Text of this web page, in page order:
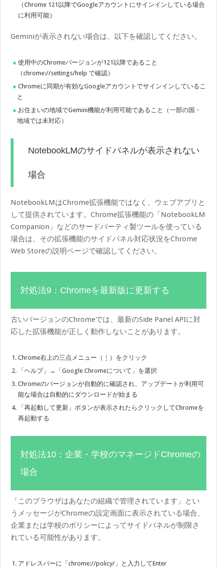
（Chrome 121以降でGoogleアカウントにサインインしている場合
に利用可能）
Geminiが表示されない場合は、以下を確認してください。
使用中のChromeバージョンが121以降であること
（chrome://settings/help で確認）
Chromeに同期が有効なGoogleアカウントでサインインしているこ
と
お住まいの地域でGemini機能が利用可能であること（一部の国・
地域では未対応）
NotebookLMのサイドパネルが表示されない
場合
NotebookLMはChrome拡張機能ではなく、ウェブアプリと
して提供されています。Chrome拡張機能の「NotebookLM
Companion」などのサードパーティ製ツールを使っている
場合は、その拡張機能のサイドパネル対応状況をChrome
Web Storeの説明ページで確認してください。
対処法9：Chromeを最新版に更新する
古いバージョンのChromeでは、最新のSide Panel APIに対
応した拡張機能が正しく動作しないことがあります。
Chrome右上の三点メニュー（⋮）をクリック
「ヘルプ」→「Google Chromeについて」を選択
Chromeのバージョンが自動的に確認され、アップデートが利用可
能な場合は自動的にダウンロードが始まる
「再起動して更新」ボタンが表示されたらクリックしてChromeを
再起動する
対処法10：企業・学校のマネージドChromeの
場合
「このブラウザはあなたの組織で管理されています」とい
うメッセージがChromeの設定画面に表示されている場合、
企業または学校のポリシーによってサイドパネルが制限さ
れている可能性があります。
アドレスバーに「chrome://policy/」と入力してEnter